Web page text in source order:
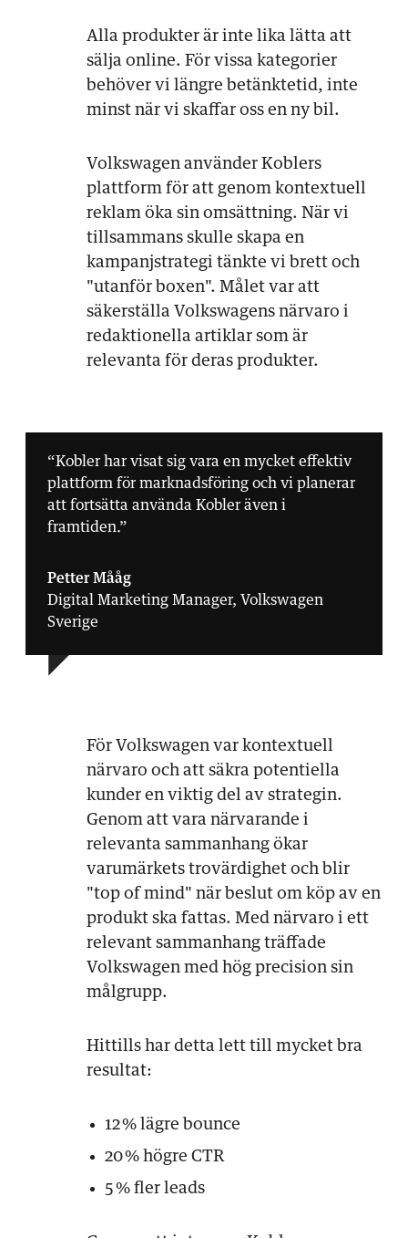
Alla produkter är inte lika lätta att
sälja online. För vissa kategorier
behöver vi längre betänktetid, inte
minst när vi skaffar oss en ny bil.
Volkswagen använder Koblers
plattform för att genom kontextuell
reklam öka sin omsättning. När vi
tillsammans skulle skapa en
kampanjstrategi tänkte vi brett och
"utanför boxen". Målet var att
säkerställa Volkswagens närvaro i
redaktionella artiklar som är
relevanta för deras produkter.
“Kobler har visat sig vara en mycket effektiv
plattform för marknadsföring och vi planerar
att fortsätta använda Kobler även i
framtiden.”
Petter Mååg
Digital Marketing Manager, Volkswagen
Sverige
För Volkswagen var kontextuell
närvaro och att säkra potentiella
kunder en viktig del av strategin.
Genom att vara närvarande i
relevanta sammanhang ökar
varumärkets trovärdighet och blir
"top of mind" när beslut om köp av en
produkt ska fattas. Med närvaro i ett
relevant sammanhang träffade
Volkswagen med hög precision sin
målgrupp.
Hittills har detta lett till mycket bra
resultat:
12 % lägre bounce
20 % högre CTR
5 % fler leads